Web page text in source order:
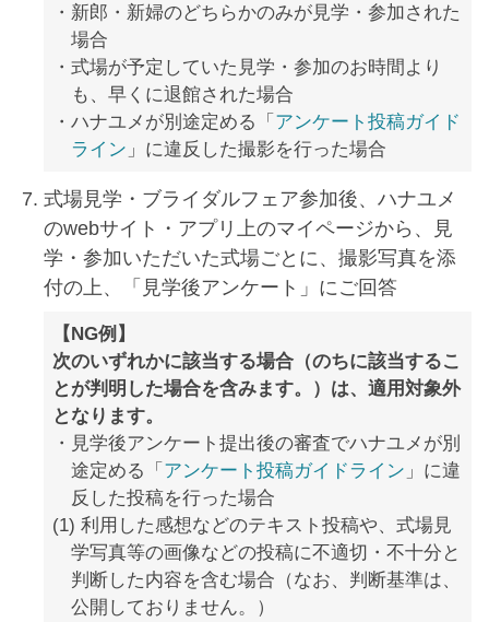
新郎・新婦のどちらかのみが見学・参加された
場合
式場が予定していた見学・参加のお時間より
も、早くに退館された場合
ハナユメが別途定める「 アンケート投稿ガイド
ライン 」に違反した撮影を行った場合
式場見学・ブライダルフェア参加後、ハナユメ
のwebサイト・アプリ上のマイページから、見
学・参加いただいた式場ごとに、撮影写真を添
付の上、「見学後アンケート」にご回答
【NG例】
次のいずれかに該当する場合（のちに該当するこ
とが判明した場合を含みます。）は、適用対象外
となります。
見学後アンケート提出後の審査でハナユメが別
途定める「 アンケート投稿ガイドライン 」に違
反した投稿を行った場合
(1) 利用した感想などのテキスト投稿や、式場見
学写真等の画像などの投稿に不適切・不十分と
判断した内容を含む場合（なお、判断基準は、
公開しておりません。）